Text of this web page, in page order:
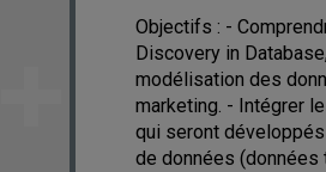
Objectifs : -
Discovery in
modélisation des
marketing. - Intégrer
qui seront
de données